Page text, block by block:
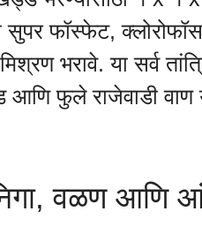
सुपर फॉस्फेट,
भरावे. या सर्व
आणि फुले राजेवाडी वाण
वळण आणि